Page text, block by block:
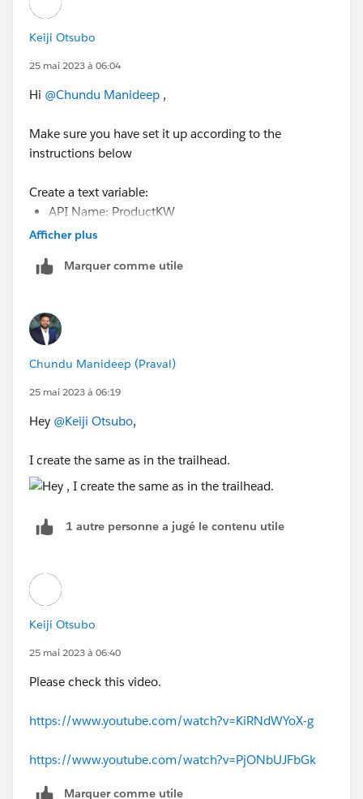
Keiji Otsubo
25 mai 2023 à 06:04
Hi @Chundu Manideep ,
Make sure you have set it up according to the
instructions below
Create a text variable:
API Name: ProductKW
Available for input:
https://trailhead.salesforce.com/content/learn/modu
les/flow-build-logic/run-flow-within-flow?
Afficher plus
Marquer comme utile
Chundu Manideep (Praval)
25 mai 2023 à 06:19
Hey @Keiji Otsubo,
I create the same as in the trailhead.
1 autre personne a jugé le contenu utile
Keiji Otsubo
25 mai 2023 à 06:40
Please check this video.
https://www.youtube.com/watch?v=KiRNdWYoX-g
https://www.youtube.com/watch?v=PjONbUJFbGk
Marquer comme utile